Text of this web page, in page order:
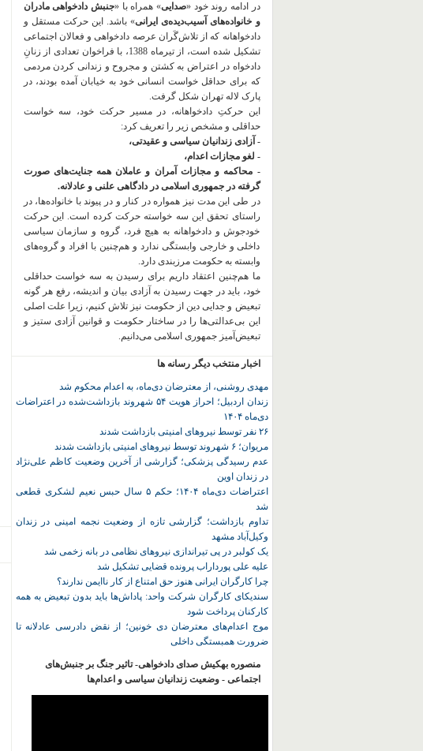
در ادامه روند خود «صدایی» همراه با «جنبش دادخواهی مادران
و خانواده‌های آسیب‌دیده‌ی ایرانی» باشد. این حرکت مستقل و
دادخواهانه که از تلاش‌گَران عرصه دادخواهی و فعالان اجتماعی
تشکیل شده است، از تیرماه 1388، با فراخوان تعدادی از زنانِ
دادخواه در اعتراض به کشتن و مجروح و زندانی کردن مردمی
که برای حداقل خواست انسانی خود به خیابان آمده بودند، در
پارک لاله تهران شکل گرفت.
این حرکتِ دادخواهانه، در مسیر حرکت خود، سه خواست
حداقلی و مشخص زیر را تعریف کرد:
- آزادی زندانیان سیاسی و عقیدتی،
- لغو مجازات اعدام،
- محاکمه و مجازات آمران و عاملان همه جنایت‌های صورت
گرفته در جمهوری اسلامی در دادگاهی علنی و عادلانه.
در طی این مدت نیز همواره در کنار و در پیوند با خانواده‌ها، در
راستای تحقق این سه خواسته حرکت کرده است. این حرکت
خودجوش و دادخواهانه به هیچ فرد، گروه و سازمان سیاسی
داخلی و خارجی وابستگی ندارد و هم‌چنین با افراد و گروه‌های
وابسته به حکومت مرزبندی دارد.
ما هم‌چنین اعتقاد داریم برای رسیدن به سه خواست حداقلی
خود، باید در جهت رسیدن به آزادی بیان و اندیشه، رفع هر گونه
تبعیض و جدایی دین از حکومت نیز تلاش کنیم، زیرا علت اصلی
این بی‌عدالتی‌ها را در ساختار حکومت و قوانین آزادی ستیز و
تبعیض‌آمیز جمهوری اسلامی می‌دانیم.
اخبار منتخب دیگر رسانه ها
مهدی روشنی، از معترضان دی‌ماه، به اعدام محکوم شد
زندان اردبیل؛ احراز هویت ۵۴ شهروند بازداشت‌شده در اعتراضات
دی‌ماه ۱۴۰۴
۲۶ نفر توسط نیروهای امنیتی بازداشت شدند
مریوان؛ ۶ شهروند توسط نیروهای امنیتی بازداشت شدند
عدم رسیدگی پزشکی؛ گزارشی از آخرین وضعیت کاظم علی‌نژاد
در زندان اوین
اعتراضات دی‌ماه ۱۴۰۴؛ حکم ۵ سال حبس نعیم لشکری قطعی
شد
تداوم بازداشت؛ گزارشی تازه از وضعیت نجمه امینی در زندان
وکیل‌آباد مشهد
یک کولبر در پی تیراندازی نیروهای نظامی در بانه زخمی شد
علیه علی پورداراب پرونده قضایی تشکیل شد
چرا کارگران ایرانی هنوز حق امتناع از کار ناایمن ندارند؟
سندیکای کارگران شرکت واحد: پاداش‌ها باید بدون تبعیض به همه
کارکنان پرداخت شود
موج اعدام‌های معترضان دی‌ خونین؛ از نقض دادرسی عادلانه تا
ضرورت همبستگی داخلی
منصوره بهکیش صدای دادخواهی- تاثیر جنگ بر جنبش‌های
اجتماعی - وضعیت زندانیان سیاسی و اعدام‌ها